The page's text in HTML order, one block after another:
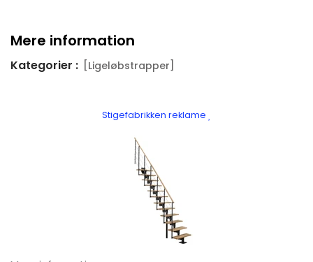
Mere information
Kategorier : [Ligeløbstrapper]
Stigefabrikken reklame